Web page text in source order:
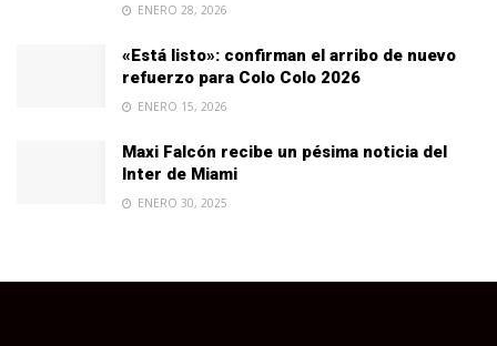
ENERO 28, 2026
«Está listo»: confirman el arribo de nuevo
refuerzo para Colo Colo 2026
ENERO 15, 2026
Maxi Falcón recibe un pésima noticia del
Inter de Miami
ENERO 30, 2025